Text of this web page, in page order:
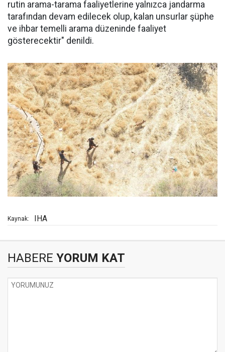
rutin arama-tarama faaliyetlerine yalnızca jandarma
tarafından devam edilecek olup, kalan unsurlar şüphe
ve ihbar temelli arama düzeninde faaliyet
gösterecektir" denildi.
Kaynak: IHA
HABERE YORUM KAT